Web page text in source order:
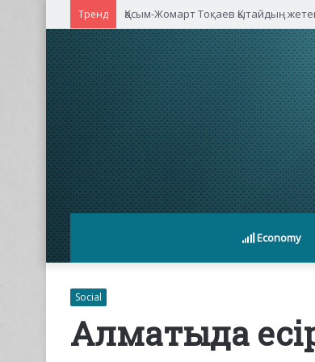
Тренд Қасым-Жомарт Тоқаев Қытайдың
Economy
Social
Алматыда